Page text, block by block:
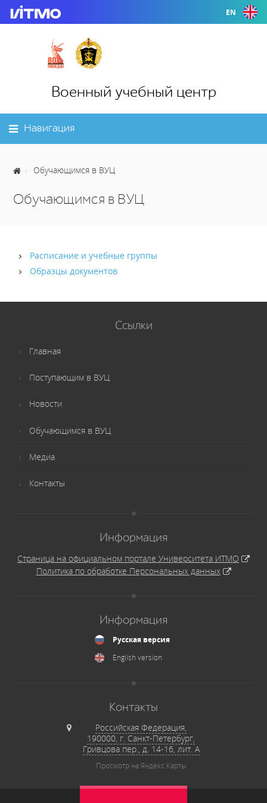
EN
Военный учебный центр
Навигация
Обучающимся в ВУЦ
Обучающимся в ВУЦ
Расписание и учебные группы
Образцы документов
Ссылки
Главная
Поступающим в ВУЦ
Новости
Обучающимся в ВУЦ
Медиа
Контакты
Информация
Страница на официальном портале Университета ИТМО
Политика по обработке Персональных данных
Информация
Русская версия
English version
Контакты
Российская Федерация,
190000, г. Санкт-Петербург,
Гривцова пер., д. 14-16, лит. А
Просмотр на Яндекс.Карты